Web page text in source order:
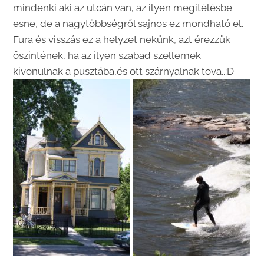
mindenki aki az utcán van, az ilyen megitélésbe
esne, de a nagytöbbségről sajnos ez mondható el.
Fura és visszás ez a helyzet nekünk, azt érezzük
őszintének, ha az ilyen szabad szellemek
kivonulnak a pusztába,és ott szárnyalnak tova..:D